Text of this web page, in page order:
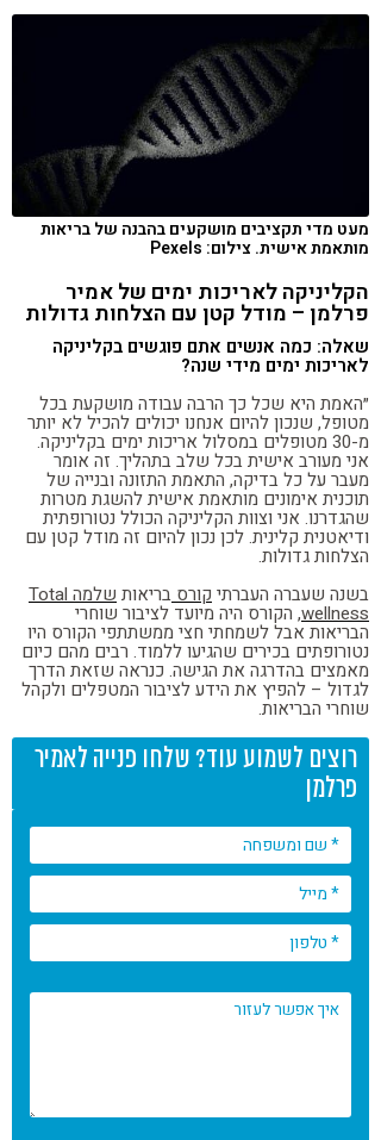
מעט מדי תקציבים מושקעים בהבנה של בריאות
מותאמת אישית. צילום: Pexels
הקליניקה לאריכות ימים של אמיר
פרלמן – מודל קטן עם הצלחות גדולות
שאלה: כמה אנשים אתם פוגשים בקליניקה
לאריכות ימים מידי שנה?
״האמת היא שכל כך הרבה עבודה מושקעת בכל
מטופל, שנכון להיום אנחנו יכולים להכיל לא יותר
מ-30 מטופלים במסלול אריכות ימים בקליניקה.
אני מעורב אישית בכל שלב בתהליך. זה אומר
מעבר על כל בדיקה, התאמת התזונה ובנייה של
תוכנית אימונים מותאמת אישית להשגת מטרות
שהגדרנו. אני וצוות הקליניקה הכולל נטורופתית
ודיאטנית קלינית. לכן נכון להיום זה מודל קטן עם
הצלחות גדולות.
בשנה שעברה העברתי קורס בריאות שלמה Total
wellness, הקורס היה מיועד לציבור שוחרי
הבריאות אבל לשמחתי חצי ממשתתפי הקורס היו
נטורופתים בכירים שהגיעו ללמוד. רבים מהם כיום
מאמצים בהדרגה את הגישה. כנראה שזאת הדרך
לגדול – להפיץ את הידע לציבור המטפלים ולקהל
שוחרי הבריאות.
רוצים לשמוע עוד? שלחו פנייה לאמיר
פרלמן